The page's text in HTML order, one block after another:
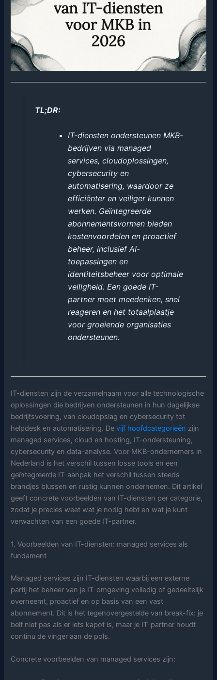
TL;DR:
IT-diensten ondersteunen MKB-
bedrijven via managed
services, cloudoplossingen,
cybersecurity en
automatisering, waardoor ze
efficiënter en veiliger kunnen
werken. Geïntegreerde
abonnementsvormen bieden
kostenvoordelen en proactief
beheer, inclusief AI-
toepassingen en
identiteitsbeheer voor optimale
veiligheid. Een goede IT-
partner moet meedenken, snel
reageren en het totaalplaatje
voor groeiende organisaties
ondersteunen.
IT-diensten zijn de verzamelnaam voor alle technologische
oplossingen die bedrijven ondersteunen in hun dagelijkse
bedrijfsvoering, van cloudopslag en cybersecurity tot
helpdesk en automatisering. Devijf hoofdcategorieën zijn
managed services, cloud en hosting, IT-ondersteuning,
cybersecurity en data-analyse. Voor MKB-ondernemers in
Nederland is het verschil tussen losse tools en een
geïntegreerde IT-aanpak het verschil tussen steeds
brandjes blussen en rustig kunnen ondernemen. Dit artikel
geeft concrete voorbeelden van IT-diensten per categorie,
zodat je precies weet wat je nodig hebt en wat je kunt
verwachten van een goede IT-partner.
1. Voorbeelden van IT-diensten: managed services als
fundament
Managed services zijn IT-diensten waarbij een externe
partij het beheer van je IT-omgeving volledig of gedeeltelijk
overneemt, proactief en op basis van een vast
abonnement. Dit is het tegenovergestelde van break-fix: je
belt niet pas als er iets kapot is, maar je IT-partner houdt
continu de vinger aan de pols.
Concrete voorbeelden van managed services zijn: